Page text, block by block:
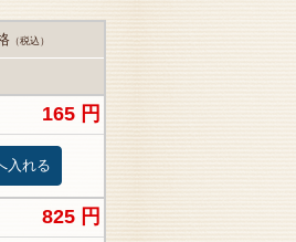
（税込）
165 円
825 円